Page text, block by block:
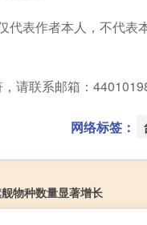
代表作者本人，不代
请联系邮箱：
网络标签：
物种数量显著增长